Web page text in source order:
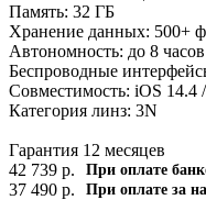
Память: 32 ГБ
Хранение данных: 500+
Автономность: до 8
Беспроводные
Совместимость: iOS
Категория линз: 3N
Гарантия 12 месяцев
42 739 р. При оплате
37 490 р. При оплате за